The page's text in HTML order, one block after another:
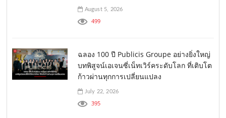
August 5, 2026
499
ฉลอง 100 ปี Publicis Groupe อย่างยิ่งใหญ่
บทพิสูจน์เอเจนซี่เน็ทเวิร์คระดับโลก ที่เติบโต
ก้าวผ่านทุกการเปลี่ยนแปลง
July 22, 2026
395